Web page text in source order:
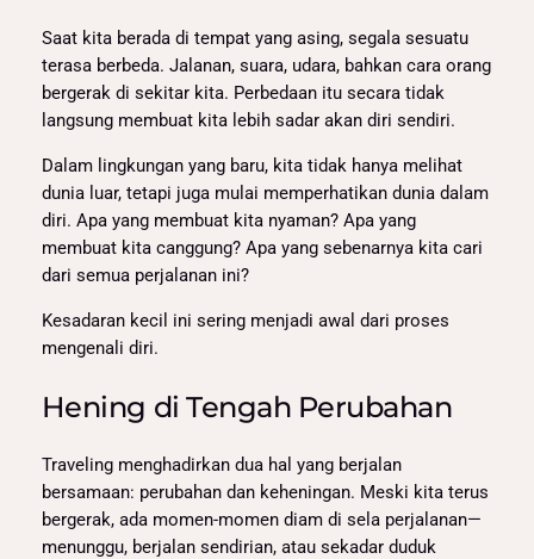
Saat kita berada di tempat yang asing, segala sesuatu
terasa berbeda. Jalanan, suara, udara, bahkan cara orang
bergerak di sekitar kita. Perbedaan itu secara tidak
langsung membuat kita lebih sadar akan diri sendiri.
Dalam lingkungan yang baru, kita tidak hanya melihat
dunia luar, tetapi juga mulai memperhatikan dunia dalam
diri. Apa yang membuat kita nyaman? Apa yang
membuat kita canggung? Apa yang sebenarnya kita cari
dari semua perjalanan ini?
Kesadaran kecil ini sering menjadi awal dari proses
mengenali diri.
Hening di Tengah Perubahan
Traveling menghadirkan dua hal yang berjalan
bersamaan: perubahan dan keheningan. Meski kita terus
bergerak, ada momen-momen diam di sela perjalanan—
menunggu, berjalan sendirian, atau sekadar duduk